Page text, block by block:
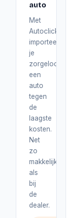
auto
Met
Autoclick
importeer
je
zorgeloos
een
auto
tegen
de
laagste
kosten.
Net
zo
makkelijk
als
bij
de
dealer.